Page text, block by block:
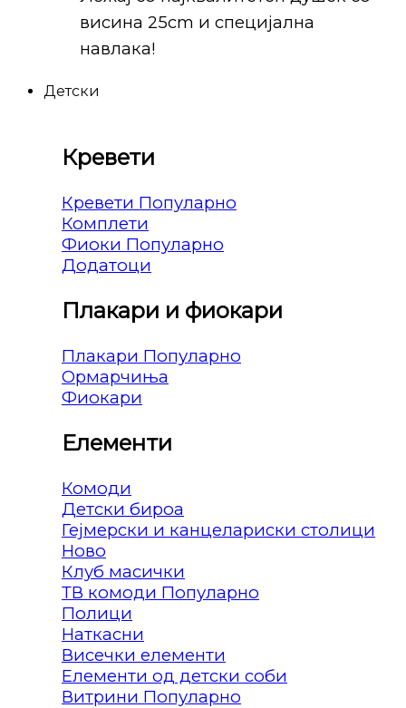
висина 25cm и специјална
навлака!
Детски
Кревети
Кревети
Комплети
Фиоки
Додатоци
Плакари и фиокари
Плакари
Ормарчиња
Фиокари
Елементи
Комоди
Детски бироа
Гејмерски и канцелариски столици
Клуб масички
ТВ комоди
Полици
Наткасни
Висечки елементи
Елементи од детски соби
Витрини